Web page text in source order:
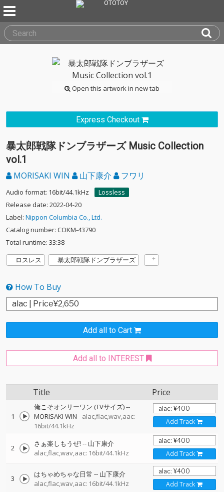
Open this artwork in new tab
Express Checkout
暴太郎戦隊ドンブラザーズ Music Collection
vol.1
MORISAKI WIN 山下康介 フワリ
Audio format: 16bit/44.1kHz
Lossless
Release date: 2022-04-20
Label: Nippon Columbia Co., Ltd.
Catalog number: COKM-43790
Total runtime: 33:38
ロスレス
暴太郎戦隊ドンブラザーズ
How To Buy
Add all to Cart
Add all to INTEREST
Title Price
1
俺こそオンリーワン (TVサイズ)--
MORISAKI WIN
alac,flac,wav,aac:
16bit/44.1kHz
Add Track
2 さぁ楽しもうぜ! -- 山下康介
alac,flac,wav,aac: 16bit/44.1kHz
Add Track
3 はちゃめちゃな日常 -- 山下康介
alac,flac,wav,aac: 16bit/44.1kHz
Add Track